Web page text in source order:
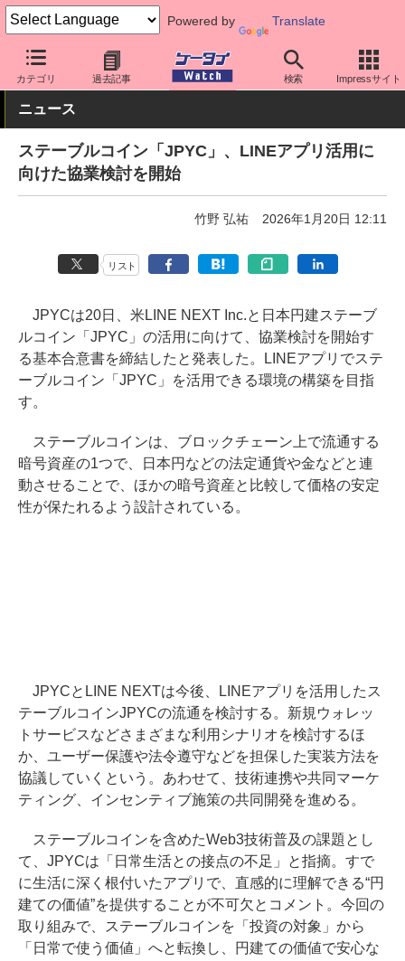
Powered by Translate
カテゴリ 過去記事 検索 Impressサイト
ケータイ Watch アプリ・サービス 決済/金融
ニュース
ステーブルコイン「JPYC」、LINEアプリ活用に
向けた協業検討を開始
竹野 弘祐 2026年1月20日 12:11
リスト
JPYCは20日、米LINE NEXT Inc.と日本円建ステーブ
ルコイン「JPYC」の活用に向けて、協業検討を開始す
る基本合意書を締結したと発表した。LINEアプリでステ
ーブルコイン「JPYC」を活用できる環境の構築を目指
す。
ステーブルコインは、ブロックチェーン上で流通する
暗号資産の1つで、日本円などの法定通貨や金などと連
動させることで、ほかの暗号資産と比較して価格の安定
性が保たれるよう設計されている。
JPYCとLINE NEXTは今後、LINEアプリを活用したス
テーブルコインJPYCの流通を検討する。新規ウォレッ
トサービスなどさまざまな利用シナリオを検討するほ
か、ユーザー保護や法令遵守などを担保した実装方法を
協議していくという。あわせて、技術連携や共同マーケ
ティング、インセンティブ施策の共同開発を進める。
ステーブルコインを含めたWeb3技術普及の課題とし
て、JPYCは「日常生活との接点の不足」と指摘。すで
に生活に深く根付いたアプリで、直感的に理解できる“円
建ての価値”を提供することが不可欠とコメント。今回の
取り組みで、ステーブルコインを「投資の対象」から
「日常で使う価値」へと転換し、円建ての価値で安心な